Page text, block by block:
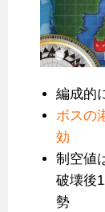
編成的
ボスの
効
制空値
破壊後
勢